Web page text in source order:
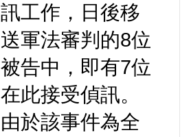
訊工作，日後移
送軍法審判的8位
被告中，即有7位
在此接受偵訊。
由於該事件為全